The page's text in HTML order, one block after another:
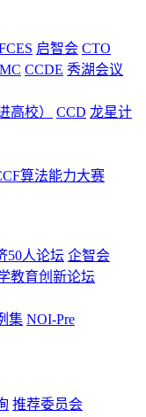
启智会 CTO
CCDE 秀湖会议
高校） CCD 龙星计
算法能力大赛
50人论坛 企智会
教育创新论坛
集 NOI-Pre
推荐委员会